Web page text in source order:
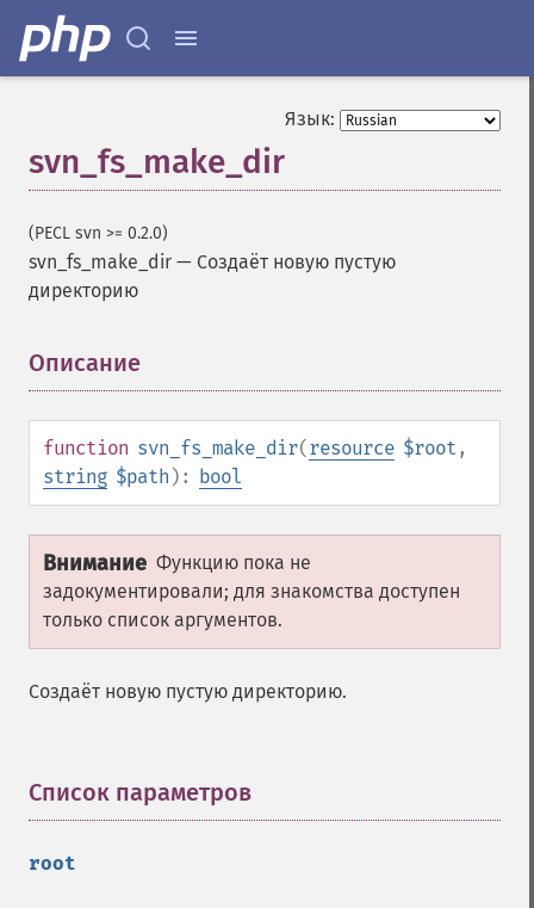
Язык:
svn_fs_make_dir
(PECL svn >= 0.2.0)
svn_fs_make_dir — Создаёт новую пустую
директорию
Описание
function svn_fs_make_dir(resource $root ,
string $path ): bool
Внимание Функцию пока не
задокументировали; для знакомства доступен
только список аргументов.
Создаёт новую пустую директорию.
Список параметров
root